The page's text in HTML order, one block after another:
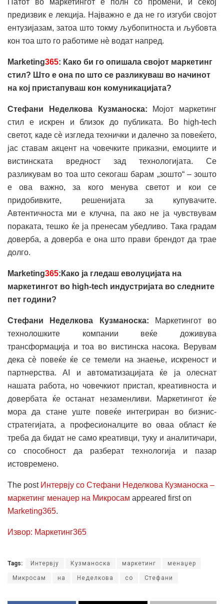
предизвик е лекција. Најважно е да не го изгуби својот
ентузијазам, затоа што токму љубопитноста и љубовта
кон тоа што го работиме нè водат напред.
Marketing365: Како би го опишала својот маркетинг
стил? Што е она по што се разликуваш во начинот
на кој пристапуваш кон комуникацијата?
Стефани Неделкова Кузманоска:
Мојот маркетинг
стил е искрен и близок до публиката. Во high-tech
светот, каде сè изгледа технички и далечно за повеќето,
јас ставам акцент на човечките приказни, емоциите и
вистинската вредност зад технологијата. Се
разликувам во тоа што секогаш барам „зошто“ – зошто
е ова важно, за кого менува светот и кои се
придобивките, решенијата за купувачите.
Автентичноста ми е клучна, па ако не ја чувствувам
пораката, тешко ќе ја пренесам убедливо. Така градам
доверба, а доверба е она што прави брендот да трае
долго.
Marketing365:Како ја гледаш еволуцијата на
маркетингот во high-tech индустријата во следните
пет години?
Стефани Неделкова Кузманоска:
Маркетингот во
технолошките компании веќе доживува
трансформација и тоа во вистинска насока. Верувам
дека сè повеќе ќе се темели на знаење, искреност и
партнерства. AI и автоматизацијата ќе ја олеснат
нашата работа, но човечкиот пристап, креативноста и
довербата ќе останат незаменливи. Маркетингот ќе
мора да стане уште повеќе интегриран во бизнис-
стратегијата, а професионалците во оваа област ќе
треба да бидат не само креативци, туку и аналитичари,
со способност да разберат технологија и пазар
истовремено.
The post Интервју со Стефани Неделкова Кузманоска –
маркетинг менаџер на Микросам appeared first on
Marketing365.
Извор: Маркетинг365
Tags: Интервју Кузманоска маркетинг менаџер
Микросам на Неделкова со Стефани